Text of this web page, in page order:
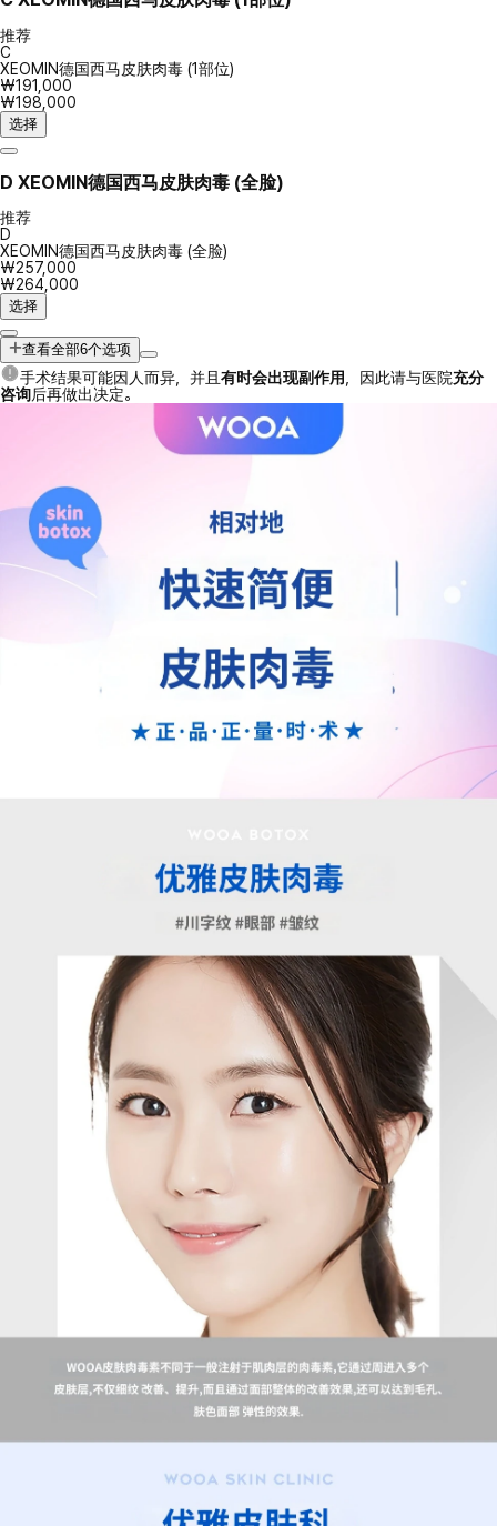
推荐
C
XEOMIN德国西马皮肤肉毒 (1部位)
₩191,000
₩198,000
选择
D XEOMIN德国西马皮肤肉毒 (全脸)
推荐
D
XEOMIN德国西马皮肤肉毒 (全脸)
₩257,000
₩264,000
选择
查看全部6个选项
手术结果可能因人而异，并且 有时会出现副作用，因此请与医院充分
咨询后再做出决定。